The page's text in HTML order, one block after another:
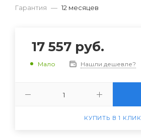
Гарантия — 12 месяцев
17 557 руб.
Мало Нашли дешевле?
КУПИТЬ В 1 КЛИК